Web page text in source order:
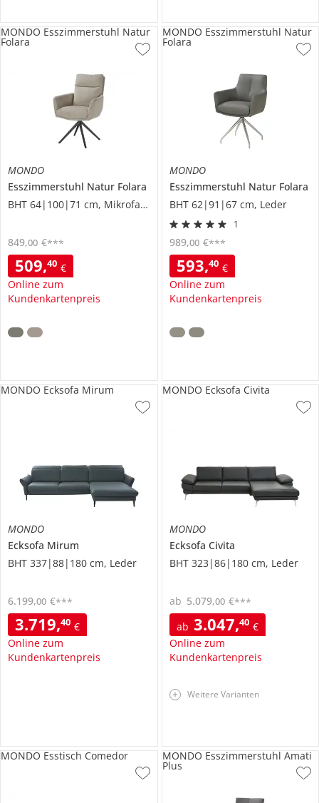
MONDO
Esszimmerstuhl Natur Folara
BHT 64|100|71 cm, Mikrofaser
509,40 €
Online zum
Kundenkartenpreis
849,00 €***
MONDO Esszimmerstuhl Natur
Folara
MONDO
Esszimmerstuhl Natur Folara
BHT 62|91|67 cm, Leder
1
593,40 €
Online zum
Kundenkartenpreis
989,00 €***
MONDO Esszimmerstuhl Natur
Folara
MONDO
Ecksofa Mirum
BHT 337|88|180 cm, Leder
3.719,40 €
Online zum
Kundenkartenpreis
6.199,00 €***
MONDO Ecksofa Mirum
MONDO
Ecksofa Civita
BHT 323|86|180 cm, Leder
ab 3.047,40 €
Online zum
Kundenkartenpreis
ab 5.079,00 €***
MONDO Ecksofa Civita
Weitere Varianten
MONDO Esstisch Comedor MONDO Esszimmerstuhl Amati
Plus